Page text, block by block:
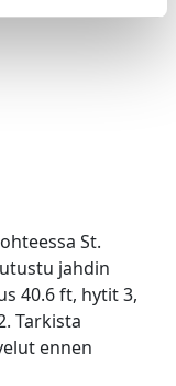
St.
jahdin
40.6 ft, hytit 3,
Tarkista
ennen